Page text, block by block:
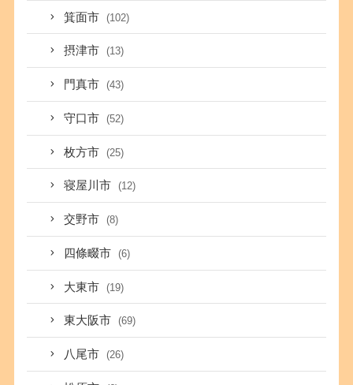
箕面市 (102)
摂津市 (13)
門真市 (43)
守口市 (52)
枚方市 (25)
寝屋川市 (12)
交野市 (8)
四條畷市 (6)
大東市 (19)
東大阪市 (69)
八尾市 (26)